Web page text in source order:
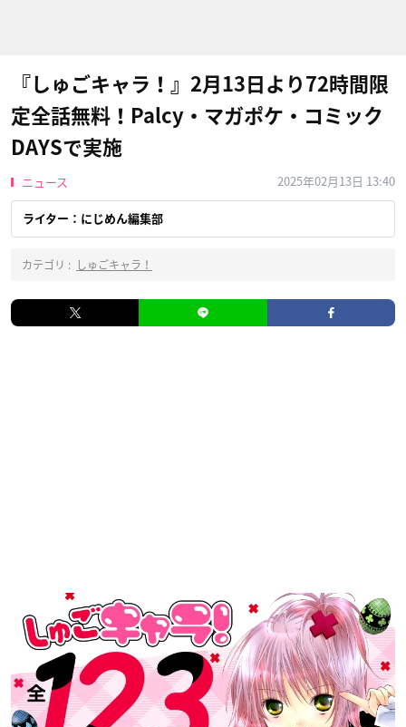
『しゅごキャラ！』2月13日より72時間限
定全話無料！Palcy・マガポケ・コミック
DAYSで実施
ニュース 2025年02月13日 13:40
ライター：にじめん編集部
カテゴリ : しゅごキャラ！